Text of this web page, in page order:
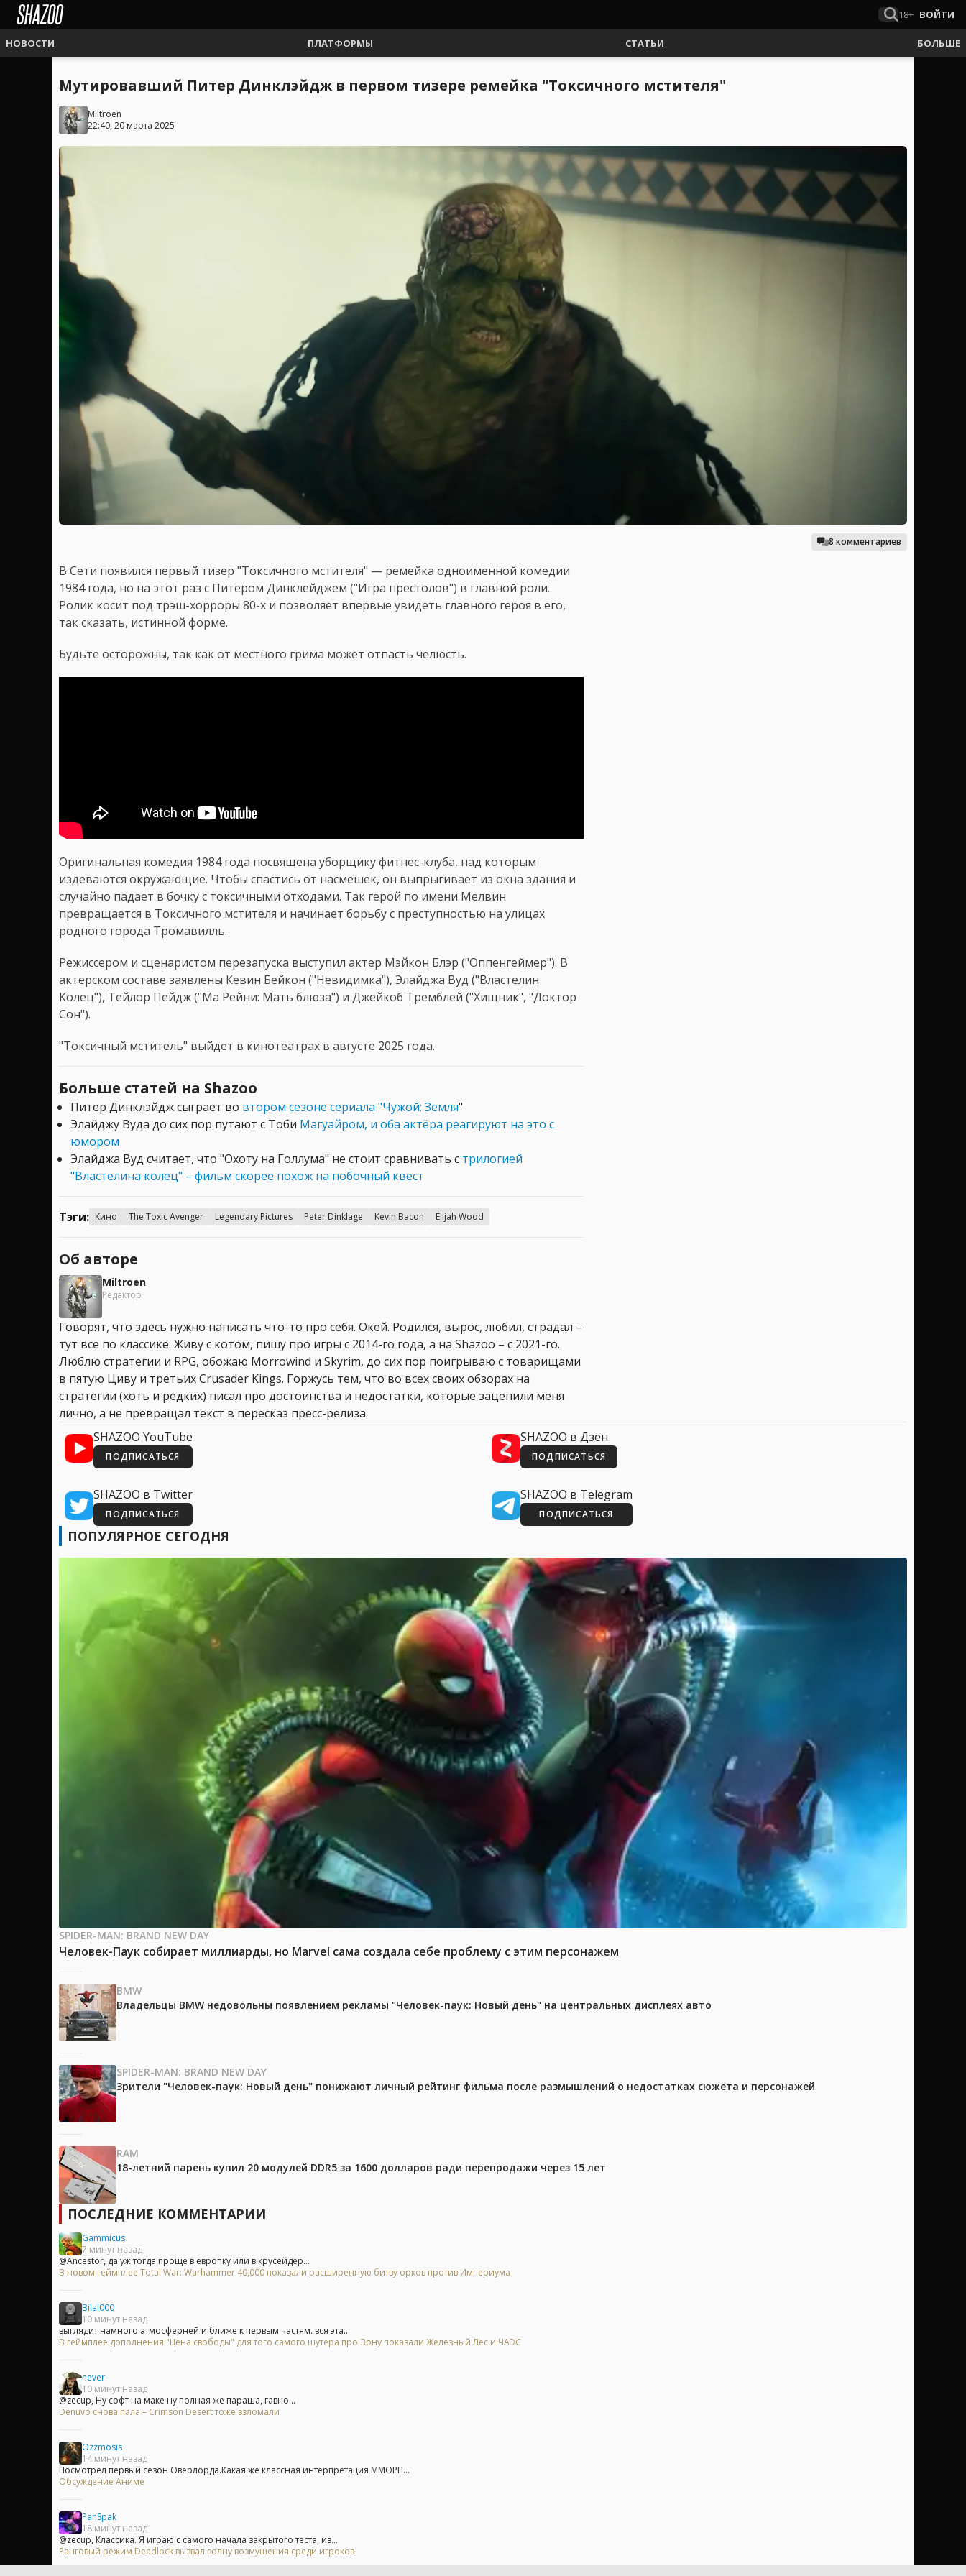
18+ ВОЙТИ
НОВОСТИ ПЛАТФОРМЫ СТАТЬИ БОЛЬШЕ
Мутировавший Питер Динклэйдж в первом тизере ремейка "Токсичного мстителя"
Miltroen
22:40, 20 марта 2025
8 комментариев
В Сети появился первый тизер "Токсичного мстителя" — ремейка одноименной комедии
1984 года, но на этот раз с Питером Динклейджем ("Игра престолов") в главной роли.
Ролик косит под трэш-хорроры 80-х и позволяет впервые увидеть главного героя в его,
так сказать, истинной форме.
Будьте осторожны, так как от местного грима может отпасть челюсть.
Оригинальная комедия 1984 года посвящена уборщику фитнес-клуба, над которым
издеваются окружающие. Чтобы спастись от насмешек, он выпрыгивает из окна здания и
случайно падает в бочку с токсичными отходами. Так герой по имени Мелвин
превращается в Токсичного мстителя и начинает борьбу с преступностью на улицах
родного города Тромавилль.
Режиссером и сценаристом перезапуска выступил актер Мэйкон Блэр ("Оппенгеймер"). В
актерском составе заявлены Кевин Бейкон ("Невидимка"), Элайджа Вуд ("Властелин
Колец"), Тейлор Пейдж ("Ма Рейни: Мать блюза") и Джейкоб Тремблей ("Хищник", "Доктор
Сон").
"Токсичный мститель" выйдет в кинотеатрах в августе 2025 года.
Больше статей на Shazoo
Питер Динклэйдж сыграет во втором сезоне сериала "Чужой: Земля"
Элайджу Вуда до сих пор путают с Тоби Магуайром, и оба актёра реагируют на это с
юмором
Элайджа Вуд считает, что "Охоту на Голлума" не стоит сравнивать с трилогией
"Властелина колец" – фильм скорее похож на побочный квест
Тэги: Кино The Toxic Avenger Legendary Pictures Peter Dinklage Kevin Bacon Elijah Wood
Об авторе
Miltroen
Редактор
Говорят, что здесь нужно написать что-то про себя. Окей. Родился, вырос, любил, страдал –
тут все по классике. Живу с котом, пишу про игры с 2014-го года, а на Shazoo – с 2021-го.
Люблю стратегии и RPG, обожаю Morrowind и Skyrim, до сих пор поигрываю с товарищами
в пятую Циву и третьих Crusader Kings. Горжусь тем, что во всех своих обзорах на
стратегии (хоть и редких) писал про достоинства и недостатки, которые зацепили меня
лично, а не превращал текст в пересказ пресс-релиза.
SHAZOO YouTube
ПОДПИСАТЬСЯ
SHAZOO в Дзен
ПОДПИСАТЬСЯ
SHAZOO в Twitter
ПОДПИСАТЬСЯ
SHAZOO в Telegram
ПОДПИСАТЬСЯ
ПОПУЛЯРНОЕ СЕГОДНЯ
SPIDER-MAN: BRAND NEW DAY
Человек-Паук собирает миллиарды, но Marvel сама создала себе проблему с этим персонажем
BMW
Владельцы BMW недовольны появлением рекламы "Человек-паук: Новый день" на центральных дисплеях авто
SPIDER-MAN: BRAND NEW DAY
Зрители "Человек-паук: Новый день" понижают личный рейтинг фильма после размышлений о недостатках сюжета и персонажей
RAM
18-летний парень купил 20 модулей DDR5 за 1600 долларов ради перепродажи через 15 лет
ПОСЛЕДНИЕ КОММЕНТАРИИ
Gammicus
7 минут назад
@Ancestor, да уж тогда проще в европку или в крусейдер...
В новом геймплее Total War: Warhammer 40,000 показали расширенную битву орков против Империума
Bilal000
10 минут назад
выглядит намного атмосферней и ближе к первым частям. вся эта...
В геймплее дополнения "Цена свободы" для того самого шутера про Зону показали Железный Лес и ЧАЭС
never
10 минут назад
@zecup, Ну софт на маке ну полная же параша, гавно...
Denuvo снова пала – Crimson Desert тоже взломали
Ozzmosis
14 минут назад
Посмотрел первый сезон Оверлорда.Какая же классная интерпретация ММОРП...
Обсуждение Аниме
PanSpak
18 минут назад
@zecup, Классика. Я играю с самого начала закрытого теста, из...
Ранговый режим Deadlock вызвал волну возмущения среди игроков